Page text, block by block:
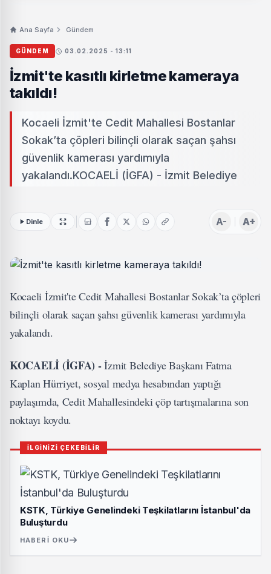
Ana Sayfa Gündem
GÜNDEM 03.02.2025 - 13:11
İzmit'te kasıtlı kirletme kameraya
takıldı!
Kocaeli İzmit'te Cedit Mahallesi Bostanlar
Sokak’ta çöpleri bilinçli olarak saçan şahsı
güvenlik kamerası yardımıyla
yakalandı.KOCAELİ (İGFA) - İzmit Belediye
Dinle A- A+
Kocaeli İzmit'te Cedit Mahallesi Bostanlar Sokak’ta çöpleri
bilinçli olarak saçan şahsı güvenlik kamerası yardımıyla
yakalandı.
KOCAELİ (İGFA) -İzmit Belediye Başkanı Fatma
Kaplan Hürriyet, sosyal medya hesabından yaptığı
paylaşımda, Cedit Mahallesindeki çöp tartışmalarına son
noktayı koydu.
İLGİNİZİ ÇEKEBİLİR
KSTK, Türkiye Genelindeki Teşkilatlarını İstanbul'da
Buluşturdu
HABERI OKU